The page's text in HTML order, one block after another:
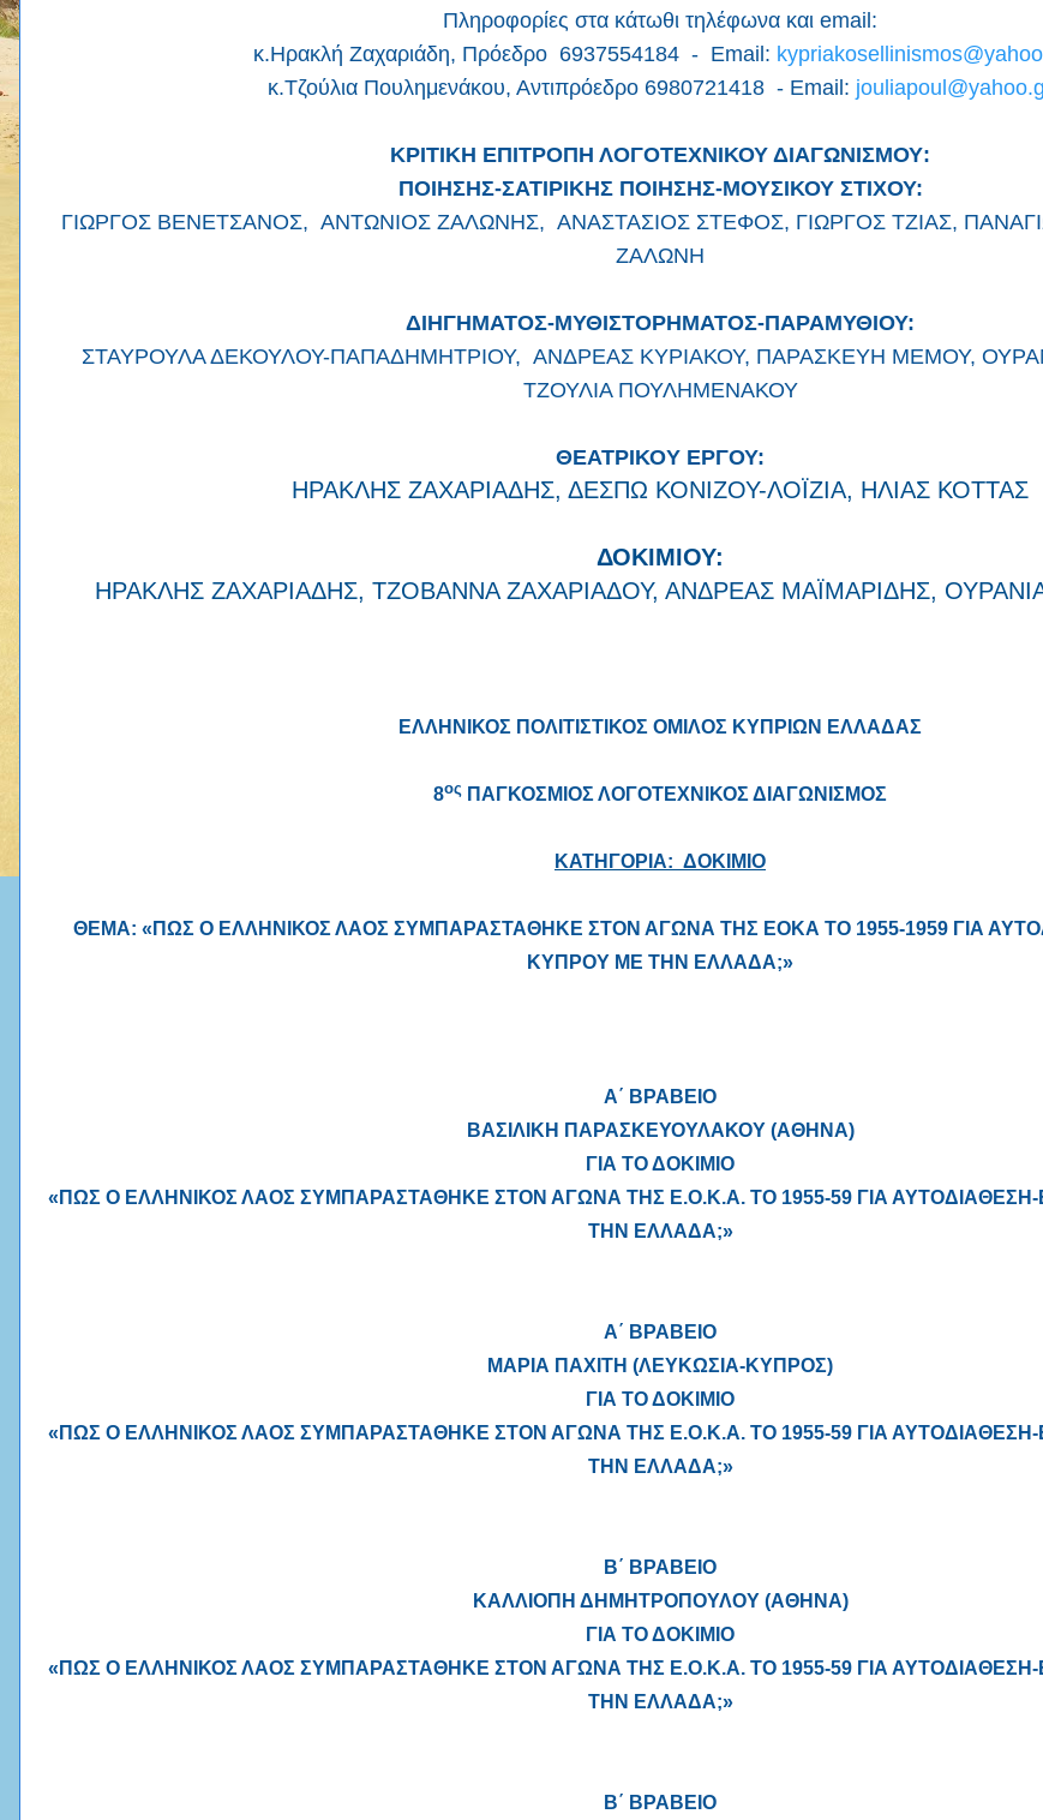
Πληροφορίες στα κάτωθι τηλέφωνα και email:
κ.Ηρακλή Ζαχαριάδη, Πρόεδρο 6937554184 - Εmail: kypriakosellinismos@yahoo
κ.Τζούλια Πουλημενάκου, Αντιπρόεδρο 6980721418 - Εmail: jouliapoul@yahoo.
ΚΡΙΤΙΚΗ ΕΠΙΤΡΟΠΗ ΛΟΓΟΤΕΧΝΙΚΟΥ ΔΙΑΓΩΝΙΣΜΟΥ:
ΠΟΙΗΣΗΣ-ΣΑΤΙΡΙΚΗΣ ΠΟΙΗΣΗΣ-ΜΟΥΣΙΚΟΥ ΣΤΙΧΟΥ:
ΓΙΩΡΓΟΣ ΒΕΝΕΤΣΑΝΟΣ, ΑΝΤΩΝΙΟΣ ΖΑΛΩΝΗΣ, ΑΝΑΣΤΑΣΙΟΣ ΣΤΕΦΟΣ, ΓΙΩΡΓΟΣ ΤΖΙΑΣ,
ΖΑΛΩΝΗ
ΔΙΗΓΗΜΑΤΟΣ-ΜΥΘΙΣΤΟΡΗΜΑΤΟΣ-ΠΑΡΑΜΥΘΙΟΥ:
ΣΤΑΥΡΟΥΛΑ ΔΕΚΟΥΛΟΥ-ΠΑΠΑΔΗΜΗΤΡΙΟΥ, ΑΝΔΡΕΑΣ ΚΥΡΙΑΚΟΥ, ΠΑΡΑΣΚΕΥΗ ΜΕΜΟΥ,
ΤΖΟΥΛΙΑ ΠΟΥΛΗΜΕΝΑΚΟΥ
ΘΕΑΤΡΙΚΟY EΡΓΟΥ:
ΗΡΑΚΛΗΣ ΖΑΧΑΡΙΑΔΗΣ, ΔΕΣΠΩ ΚΟΝΙΖΟΥ-ΛΟΪΖΙΑ, ΗΛΙΑΣ ΚΟΤΤΑΣ
ΔΟΚΙΜΙΟΥ:
HΡΑΚΛΗΣ ΖΑΧΑΡΙΑΔΗΣ, ΤΖΟΒΑΝΝΑ ΖΑΧΑΡΙΑΔΟΥ, ΑΝΔΡΕΑΣ ΜΑΪΜΑΡΙΔΗΣ,
ΕΛΛΗΝΙΚΟΣ ΠΟΛΙΤΙΣΤΙΚΟΣ ΟΜΙΛΟΣ ΚΥΠΡΙΩΝ ΕΛΛΑΔΑΣ
8ος ΠΑΓΚΟΣΜΙΟΣ ΛΟΓΟΤΕΧΝΙΚΟΣ ΔΙΑΓΩΝΙΣΜΟΣ
ΚΑΤΗΓΟΡΙΑ: ΔΟΚΙΜΙΟ
ΘΕΜΑ: «ΠΩΣ Ο ΕΛΛΗΝΙΚΟΣ ΛΑΟΣ ΣΥΜΠΑΡΑΣΤΑΘΗΚΕ ΣΤΟΝ ΑΓΩΝΑ ΤΗΣ ΕΟΚΑ ΤΟ 1955-1959 ΓΙΑ
ΚΥΠΡΟΥ ΜΕ ΤΗΝ ΕΛΛΑΔΑ;»
Α΄ ΒΡΑΒΕΙΟ
ΒΑΣΙΛΙΚΗ ΠΑΡΑΣΚΕΥΟΥΛΑΚΟΥ (ΑΘΗΝΑ)
ΓΙΑ ΤΟ ΔΟΚΙΜΙΟ
«ΠΩΣ Ο ΕΛΛΗΝΙΚΟΣ ΛΑΟΣ ΣΥΜΠΑΡΑΣΤΑΘΗΚΕ ΣΤΟΝ ΑΓΩΝΑ ΤΗΣ Ε.Ο.Κ.Α. ΤΟ 1955-59 ΓΙΑ
ΤΗΝ ΕΛΛΑΔΑ;»
Α΄ ΒΡΑΒΕΙΟ
ΜΑΡΙΑ ΠΑΧΙΤΗ (ΛΕΥΚΩΣΙΑ-ΚΥΠΡΟΣ)
ΓΙΑ ΤΟ ΔΟΚΙΜΙΟ
«ΠΩΣ Ο ΕΛΛΗΝΙΚΟΣ ΛΑΟΣ ΣΥΜΠΑΡΑΣΤΑΘΗΚΕ ΣΤΟΝ ΑΓΩΝΑ ΤΗΣ Ε.Ο.Κ.Α. ΤΟ 1955-59 ΓΙΑ
ΤΗΝ ΕΛΛΑΔΑ;»
Β΄ ΒΡΑΒΕΙΟ
ΚΑΛΛΙΟΠΗ ΔΗΜΗΤΡΟΠΟΥΛΟΥ (ΑΘΗΝΑ)
ΓΙΑ ΤΟ ΔΟΚΙΜΙΟ
«ΠΩΣ Ο ΕΛΛΗΝΙΚΟΣ ΛΑΟΣ ΣΥΜΠΑΡΑΣΤΑΘΗΚΕ ΣΤΟΝ ΑΓΩΝΑ ΤΗΣ Ε.Ο.Κ.Α. ΤΟ 1955-59 ΓΙΑ
ΤΗΝ ΕΛΛΑΔΑ;»
Β΄ ΒΡΑΒΕΙΟ